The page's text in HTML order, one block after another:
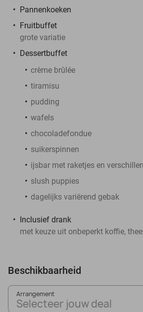
Pannenkoeken
Fruitbuffet
grote variatie
Dessertbuffet
crème brûlée
tiramisu
pudding
wafels
chocoladefondue
suikerspinnen
ijsbar met raketjes en
slush puppies
dagelijks variërend gebak
Inclusief drank
met keuze uit onbeperkt koffie,
Beschikbaarheid
Arrangement
Selecteer jouw deal